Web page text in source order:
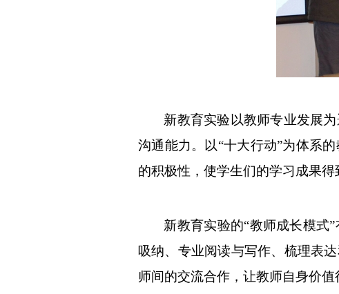
新教育实验以教师专业发展
沟通能力。以“十大行动”为体系
的积极性，使学生们的学习成果得
新教育实验的“教师成长模式
吸纳、专业阅读与写作、梳理表
师间的交流合作，让教师自身价